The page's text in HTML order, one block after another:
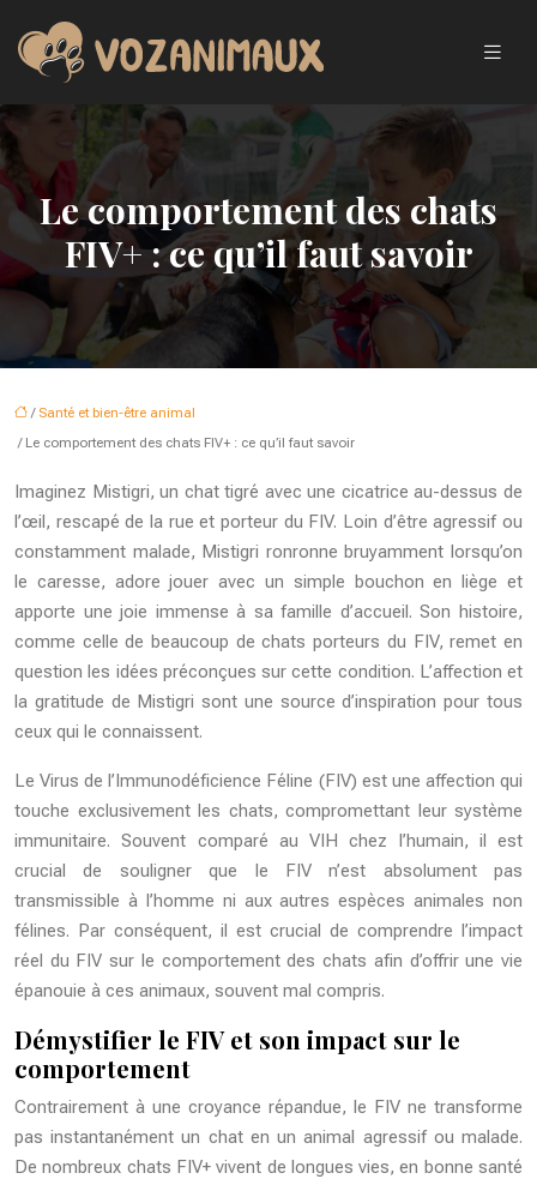
Le comportement des chats
FIV+ : ce qu’il faut savoir
/ Santé et bien-être animal
/ Le comportement des chats FIV+ : ce qu’il faut savoir
Imaginez Mistigri, un chat tigré avec une cicatrice au-dessus de
l’œil, rescapé de la rue et porteur du FIV. Loin d’être agressif ou
constamment malade, Mistigri ronronne bruyamment lorsqu’on
le caresse, adore jouer avec un simple bouchon en liège et
apporte une joie immense à sa famille d’accueil. Son histoire,
comme celle de beaucoup de chats porteurs du FIV, remet en
question les idées préconçues sur cette condition. L’affection et
la gratitude de Mistigri sont une source d’inspiration pour tous
ceux qui le connaissent.
Le Virus de l’Immunodéficience Féline (FIV) est une affection qui
touche exclusivement les chats, compromettant leur système
immunitaire. Souvent comparé au VIH chez l’humain, il est
crucial de souligner que le FIV n’est absolument pas
transmissible à l’homme ni aux autres espèces animales non
félines. Par conséquent, il est crucial de comprendre l’impact
réel du FIV sur le comportement des chats afin d’offrir une vie
épanouie à ces animaux, souvent mal compris.
Démystifier le FIV et son impact sur le
comportement
Contrairement à une croyance répandue, le FIV ne transforme
pas instantanément un chat en un animal agressif ou malade.
De nombreux chats FIV+ vivent de longues vies, en bonne santé